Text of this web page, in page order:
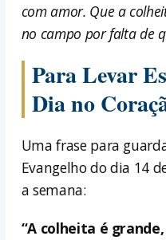
com amor. Que a
no campo por falta de
Para Levar
Dia no
Uma frase para
Evangelho do dia 14
a semana:
“A colheita é